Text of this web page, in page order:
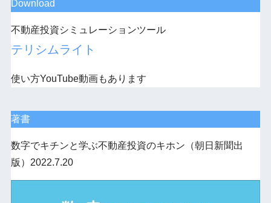
Download
不動産投資シミュレーションツール
テリシムライト
使い方YouTube動画もあります
著書
数字でキチンと学ぶ不動産投資のキホン（朝日新聞出
版）2022.7.20